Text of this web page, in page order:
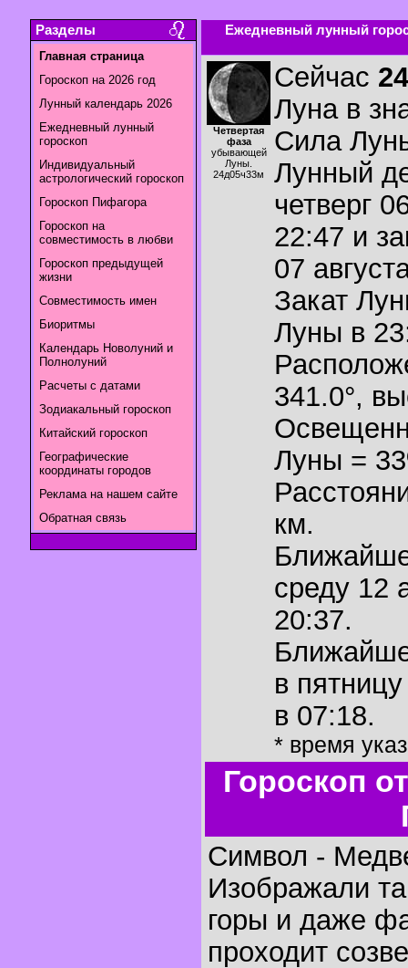
Разделы
Главная страница
Гороскоп на 2026 год
Лунный календарь 2026
Ежедневный лунный
гороскоп
Индивидуальный
астрологический гороскоп
Гороскоп Пифагора
Гороскоп на
совместимость в любви
Гороскоп предыдущей
жизни
Совместимость имен
Биоритмы
Календарь Новолуний и
Полнолуний
Расчеты с датами
Зодиакальный гороскоп
Китайский гороскоп
Географические
координаты городов
Реклама на нашем сайте
Обратная связь
Ежедневный лунный
Четвертая
фаза
убывающей
Луны.
24д05ч33м
Сейчас
Луна в
Сила
Лунный
четверг
22:47 и
07
Закат
Луны в
341.0°,
Луны =
км.
среду 12
20:37.
в
в 07:18.
* время
Гороскоп
Символ -
Изображали
горы и даже
проходит